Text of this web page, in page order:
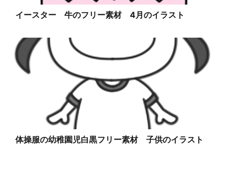
イースター 牛のフリー素材 4月のイラスト
体操服の幼稚園児白黒フリー素材 子供のイラスト